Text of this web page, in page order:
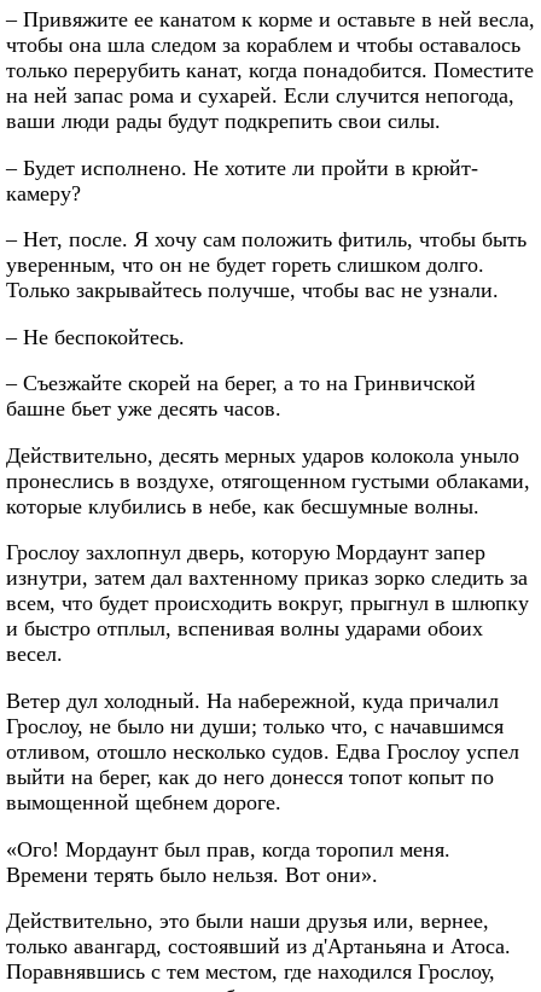
– Привяжите ее канатом к корме и оставьте в ней весла,
чтобы она шла следом за кораблем и чтобы оставалось
только перерубить канат, когда понадобится. Поместите
на ней запас рома и сухарей. Если случится непогода,
ваши люди рады будут подкрепить свои силы.
– Будет исполнено. Не хотите ли пройти в крюйт-
камеру?
– Нет, после. Я хочу сам положить фитиль, чтобы быть
уверенным, что он не будет гореть слишком долго.
Только закрывайтесь получше, чтобы вас не узнали.
– Не беспокойтесь.
– Съезжайте скорей на берег, а то на Гринвичской
башне бьет уже десять часов.
Действительно, десять мерных ударов колокола уныло
пронеслись в воздухе, отягощенном густыми облаками,
которые клубились в небе, как бесшумные волны.
Грослоу захлопнул дверь, которую Мордаунт запер
изнутри, затем дал вахтенному приказ зорко следить за
всем, что будет происходить вокруг, прыгнул в шлюпку
и быстро отплыл, вспенивая волны ударами обоих
весел.
Ветер дул холодный. На набережной, куда причалил
Грослоу, не было ни души; только что, с начавшимся
отливом, отошло несколько судов. Едва Грослоу успел
выйти на берег, как до него донесся топот копыт по
вымощенной щебнем дороге.
«Ого! Мордаунт был прав, когда торопил меня.
Времени терять было нельзя. Вот они».
Действительно, это были наши друзья или, вернее,
только авангард, состоявший из д'Артаньяна и Атоса.
Поравнявшись с тем местом, где находился Грослоу,